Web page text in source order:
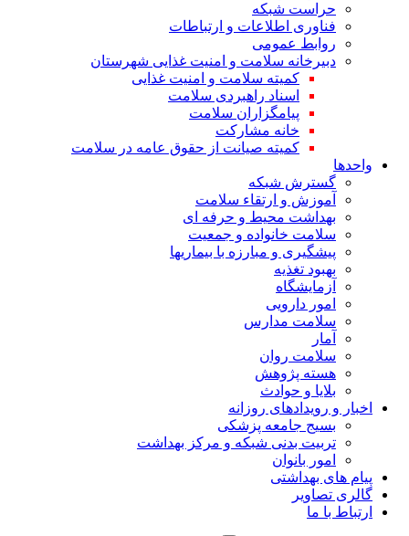
حراست شبکه
فناوری اطلاعات و ارتباطات
روابط عمومی
دبیرخانه سلامت و امنیت غذایی شهرستان
کمیته سلامت و امنیت غذایی
اسناد راهبردی سلامت
پیامگزاران سلامت
خانه مشارکت
کمیته صیانت از حقوق عامه در سلامت
واحدها
گسترش شبکه
آموزش و ارتقاء سلامت
بهداشت محیط و حرفه ای
سلامت خانواده و جمعیت
پیشگیری و مبارزه با بیماریها
بهبود تغذیه
آزمایشگاه
امور دارویی
سلامت مدارس
آمار
سلامت روان
هسته پژوهش
بلایا و حوادث
اخبار و رویدادهای روزانه
بسیج جامعه پزشکی
تربیت بدنی شبکه و مرکز بهداشت
امور بانوان
پیام های بهداشتی
گالری تصاویر
ارتباط با ما